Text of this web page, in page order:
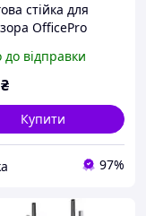
стійка для
OfficePro
до відправки
₴
Купити
97%